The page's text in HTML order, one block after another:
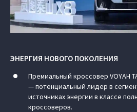
ЭНЕРГИЯ НОВОГО ПОКОЛЕНИЯ
Премиальный кроссовер VOYAH
— потенциальный лидер в
источниках энергии в классе
кроссоверов.